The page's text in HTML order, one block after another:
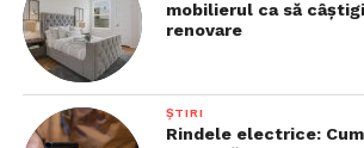
mobilierul ca să
renovare
ȘTIRI
Rindele electrice: